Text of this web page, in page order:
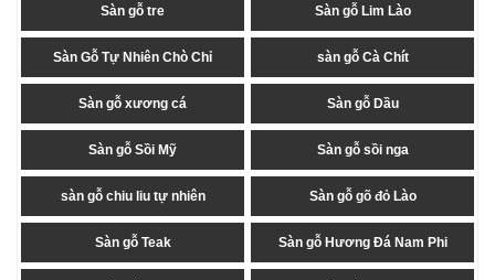
Sàn gỗ tre Sàn gỗ Lim Lào
Sàn Gỗ Tự Nhiên Chò Chỉ sàn gỗ Cà Chít
Sàn gỗ xương cá Sàn gỗ Dầu
Sàn gỗ Sồi Mỹ Sàn gỗ sồi nga
sàn gỗ chiu liu tự nhiên Sàn gỗ gõ đỏ Lào
Sàn gỗ Teak Sàn gỗ Hương Đá Nam Phi